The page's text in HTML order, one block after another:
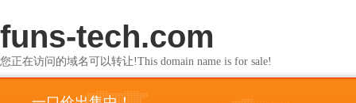
funs-tech.com
您正在访问的域名可以转让!This domain name is for sale!